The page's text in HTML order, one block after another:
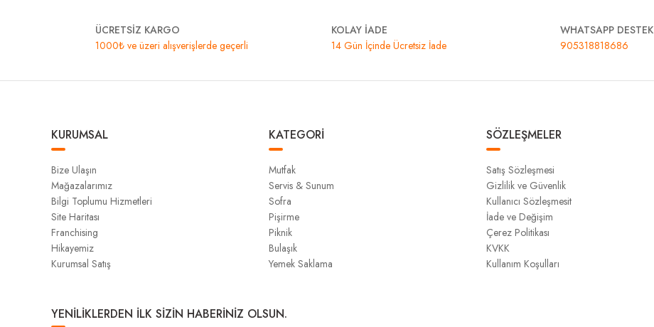
ÜCRETSİZ KARGO
1000₺ ve üzeri alışverişlerde geçerli
KOLAY İADE
14 Gün İçinde Ücretsiz İade
WHATSAPP DESTEK
905318818686
KURUMSAL
Bize Ulaşın
Mağazalarımız
Bilgi Toplumu Hizmetleri
Site Haritası
Franchising
Hikayemiz
Kurumsal Satış
KATEGORİ
Mutfak
Servis & Sunum
Sofra
Pişirme
Piknik
Bulaşık
Yemek Saklama
SÖZLEŞMELER
Satış Sözleşmesi
Gizlilik ve Güvenlik
Kullanıcı Sözleşmesit
İade ve Değişim
Çerez Politikası
KVKK
Kullanım Koşulları
YENİLİKLERDEN İLK SİZİN HABERİNİZ OLSUN.